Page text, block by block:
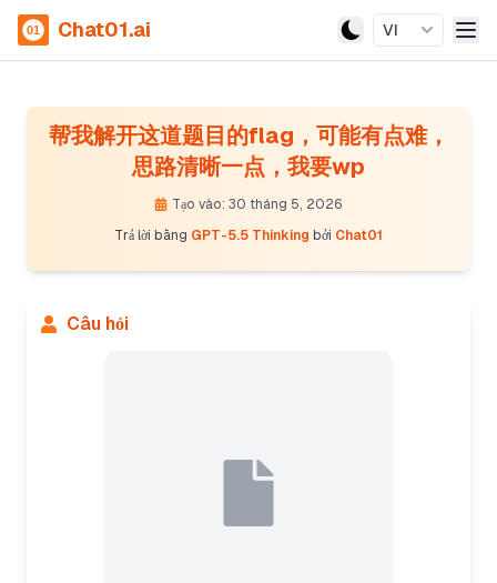
Chat01.ai VI
帮我解开这道题目的flag，可能有点难，
思路清晰一点，我要wp
Tạo vào: 30 tháng 5, 2026
Trả lời bằng GPT-5.5 Thinking bởi Chat01
Câu hỏi